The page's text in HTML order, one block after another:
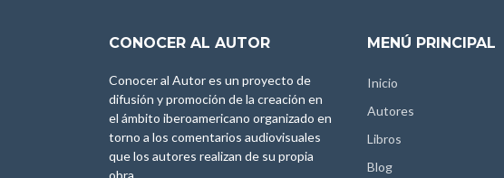
CONOCER AL AUTOR
Conocer al Autor es un proyecto de
difusión y promoción de la creación en
el ámbito iberoamericano organizado en
torno a los comentarios audiovisuales
que los autores realizan de su propia
MENÚ PRINCIPAL
Inicio
Autores
Libros
Blog